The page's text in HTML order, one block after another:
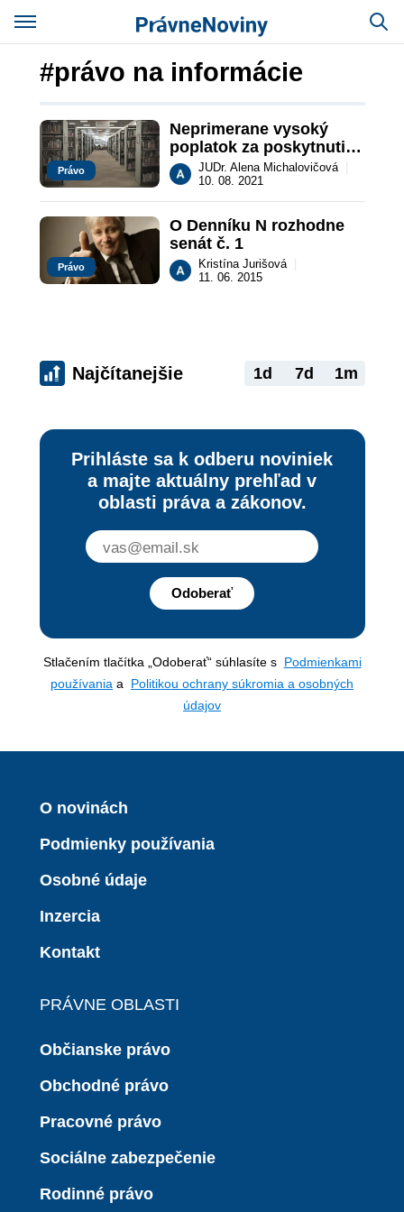
#právo na informácie
Právo
Neprimerane vysoký
poplatok za poskytnutie
informácií
JUDr. Alena Michalovičová
10. 08. 2021
Právo
O Denníku N rozhodne
senát č. 1
Kristína Jurišová
11. 06. 2015
Najčítanejšie 1d 7d 1m
Prihláste sa k odberu noviniek
a majte aktuálny prehľad v
oblasti práva a zákonov.
Odoberať
Stlačením tlačítka „Odoberať“ súhlasíte s Podmienkami
používania a Politikou ochrany súkromia a osobných
údajov
O novinách
Podmienky používania
Osobné údaje
Inzercia
Kontakt
PRÁVNE OBLASTI
Občianske právo
Obchodné právo
Pracovné právo
Sociálne zabezpečenie
Rodinné právo